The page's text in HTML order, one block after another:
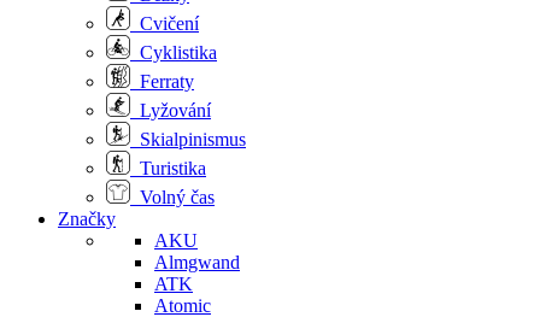
Cvičení
Cyklistika
Ferraty
Lyžování
Skialpinismus
Turistika
Volný čas
Značky
AKU
Almgwand
ATK
Atomic